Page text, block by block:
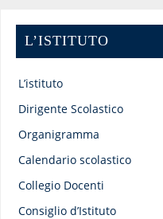
L’ISTITUTO
L’istituto
Dirigente Scolastico
Organigramma
Calendario scolastico
Collegio Docenti
Consiglio d’Istituto